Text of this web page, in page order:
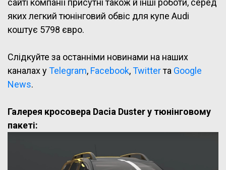
сайті компанії присутні також й інші роботи, серед
яких легкий тюнінговий обвіс для купе Audi
коштує 5798 євро.
Слідкуйте за останніми новинами на наших
каналах уTelegram, Facebook,Twitterта Google
News.
Галерея кросовера Dacia Duster у тюнінговому
пакеті: